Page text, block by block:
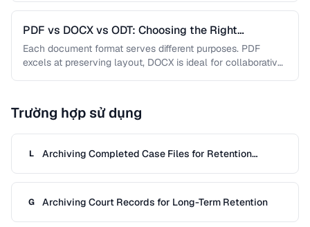
PDF vs DOCX vs ODT: Choosing the Right
Document Format
Each document format serves different purposes. PDF
excels at preserving layout, DOCX is ideal for collaborative
Trường hợp sử dụng
L
Archiving Completed Case Files for Retention
G Archiving Court Records for Long-Term Retention